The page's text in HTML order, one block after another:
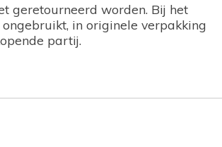
geretourneerd worden. Bij het
in originele verpakking
partij.